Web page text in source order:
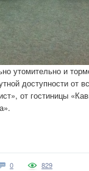
утомительно и
доступности от
от гостиницы
0 829